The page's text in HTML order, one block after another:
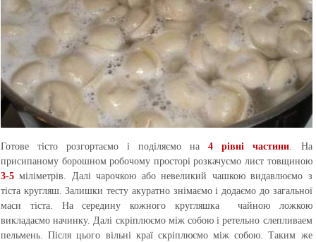
Готове тісто розгортаємо і поділяємо на4 рівні частини. На
присипаному борошном робочому просторі розкачуємо лист товщиною
3-5 міліметрів. Далі чарочкою або невеликий чашкою видавлюємо з
тіста кругляш. Залишки тесту акуратно знімаємо і додаємо до загальної
маси тіста. На середину кожного кругляшка чайною ложкою
викладаємо начинку. Далі скріплюємо між собою і ретельно слепливаем
пельмень. Після цього вільні краї скріплюємо між собою. Таким же